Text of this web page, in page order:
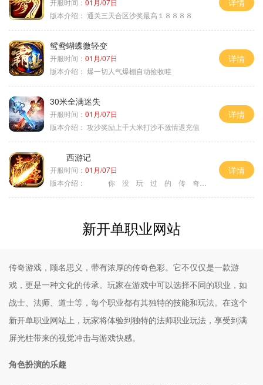
开服时间： 01月/07日
版本介绍： 通关三天合区沙奖最高１８８８８
详情
鸳鸯蝴蝶微轻变
开服时间： 01月/07日
版本介绍： 爆一切人气爆棚自动捡收哇
详情
30米全满迷失
开服时间： 01月/07日
版本介绍： 攻沙奖励上千大米打沙不激情退充值
详情
西游记
开服时间： 01月/07日
版本介绍：
你 没 玩 过 的 传 奇
详情
新开单职业网站
传奇游戏，顾名思义，带有浓厚的传奇色彩。它不仅仅是一款游
戏，更是一种文化的传承。玩家在游戏中可以选择不同的职业，如
战士、法师、道士等，每个职业都有其独特的技能和玩法。在这个
新开单职业网站上，玩家将体验到独特的法师职业玩法，享受到满
屏光柱带来的视觉冲击与游戏快感。
角色扮演的乐趣